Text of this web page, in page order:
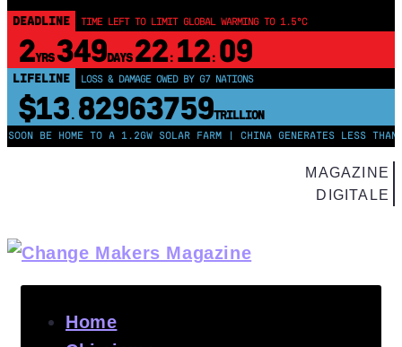
DEADLINE TIME LEFT TO LIMIT GLOBAL WARMING TO 1.5°C
2YRS349DAYS 22: 12: 09
LIFELINE LOSS & DAMAGE OWED BY G7 NATIONS
$13. 82963760TRILLION
HOME TO A 1.2GW SOLAR FARM | CHINA GENERATES LESS THAN
MAGAZINE
DIGITALE
Home